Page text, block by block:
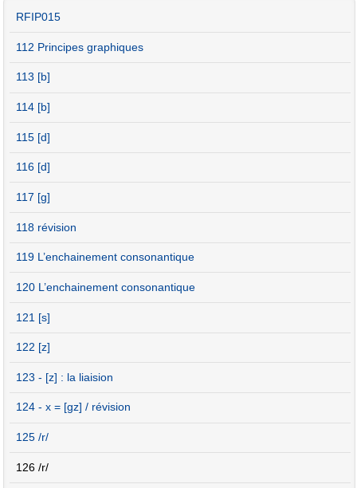
RFIP015
112 Principes graphiques
113 [b]
114 [b]
115 [d]
116 [d]
117 [g]
118 révision
119 L’enchainement consonantique
120 L’enchainement consonantique
121 [s]
122 [z]
123 - [z] : la liaision
124 - x = [gz] / révision
125 /r/
126 /r/